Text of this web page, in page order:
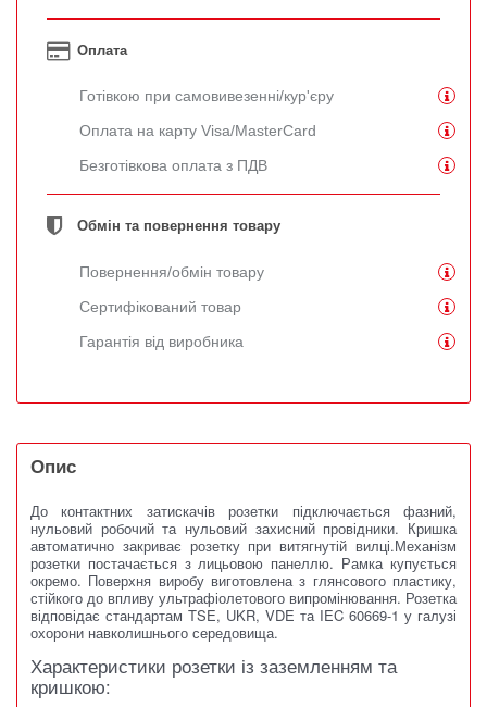
Оплата
Готівкою при самовивезенні/кур'єру
Оплата на карту Visa/MasterCard
Безготівкова оплата з ПДВ
Обмін та повернення товару
Повернення/обмін товару
Сертифікований товар
Гарантія від виробника
Опис
До контактних затискачів розетки підключається фазний,
нульовий робочий та нульовий захисний провідники. Кришка
автоматично закриває розетку при витягнутій вилці.Механізм
розетки постачається з лицьовою панеллю. Рамка купується
окремо. Поверхня виробу виготовлена ​​з глянсового пластику,
стійкого до впливу ультрафіолетового випромінювання. Розетка
відповідає стандартам TSE, UKR, VDE та IEC 60669-1 у галузі
охорони навколишнього середовища.
Характеристики розетки із заземленням та
кришкою: